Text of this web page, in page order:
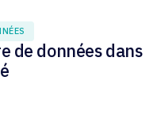
de données dans